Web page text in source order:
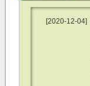
[2020-12-04]